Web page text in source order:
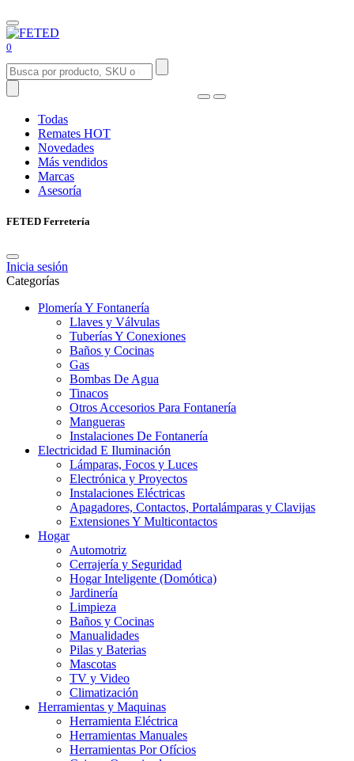
0
Todas
Remates HOT
Novedades
Más vendidos
Marcas
Asesoría
FETED Ferretería
Inicia sesión
Categorías
Plomería Y Fontanería
Llaves y Válvulas
Tuberías Y Conexiones
Baños y Cocinas
Gas
Bombas De Agua
Tinacos
Otros Accesorios Para Fontanería
Mangueras
Instalaciones De Fontanería
Electricidad E Iluminación
Lámparas, Focos y Luces
Electrónica y Proyectos
Instalaciones Eléctricas
Apagadores, Contactos, Portalámparas y Clavijas
Extensiones Y Multicontactos
Hogar
Automotriz
Cerrajería y Seguridad
Hogar Inteligente (Domótica)
Jardinería
Limpieza
Baños y Cocinas
Manualidades
Pilas y Baterias
Mascotas
TV y Video
Climatización
Herramientas y Maquinas
Herramienta Eléctrica
Herramientas Manuales
Herramientas Por Ofícios